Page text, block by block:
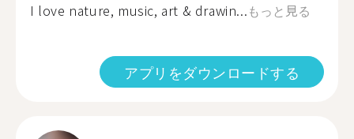
I love nature, music, art & drawin...もっと見る
アプリをダウンロードする